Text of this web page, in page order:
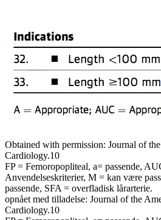
Obtained with permission: Journal of
Cardiology.10
FP = Femoropopliteal, a= passende,
Anvendelseskriterier, M = kan være
passende, SFA = overfladisk lårarterie.
opnået med tilladelse: Journal of the
Cardiology.10